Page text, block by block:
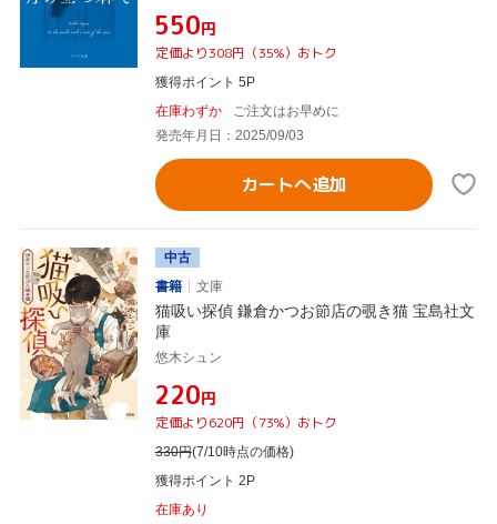
¥550円
定価より308円（35%）おトク
獲得ポイント 5P
在庫わずか
ご注文はお早めに
発売年月日：2025/09/03
カートへ追加
中古
書籍
文庫
猫吸い探偵 鎌倉かつお節店の覗き猫 宝島社文
庫
悠木シュン
¥220円
定価より620円（73%）おトク
330円(7/10時点の価格)
獲得ポイント 2P
在庫あり